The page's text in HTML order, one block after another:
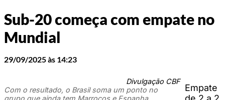
Sub-20 começa com empate no
Mundial
29/09/2025 às 14:23
Divulgação CBF
Com o resultado, o Brasil soma um ponto no
grupo que ainda tem Marrocos e Espanha
Empate